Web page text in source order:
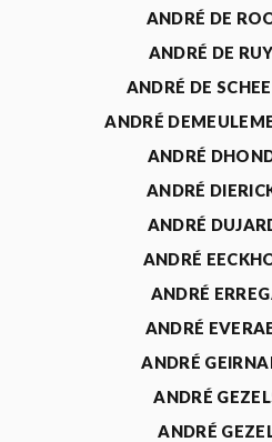
ANDRÉ DE
ANDRÉ DE
ANDRÉ DE
ANDRÉ
ANDRÉ
ANDRÉ
ANDRÉ
ANDRÉ
ANDRÉ
ANDRÉ
ANDRÉ
ANDRÉ
ANDRÉ